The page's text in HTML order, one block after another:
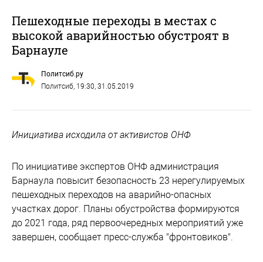
Пешеходные переходы в местах с
высокой аварийностью обустроят в
Барнауле
Политсиб.ру
Политсиб, 19:30, 31.05.2019
Инициатива исходила от активистов ОНФ
По инициативе экспертов ОНФ администрация
Барнаула повысит безопасность 23 нерегулируемых
пешеходных переходов на аварийно-опасных
участках дорог. Планы обустройства формируются
до 2021 года, ряд первоочередных мероприятий уже
завершен, сообщает пресс-служба "фронтовиков".